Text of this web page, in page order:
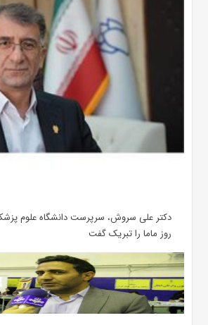
دکتر علی سروش، سرپرست دانشگاه علوم
روز ماما را تبریک گفت